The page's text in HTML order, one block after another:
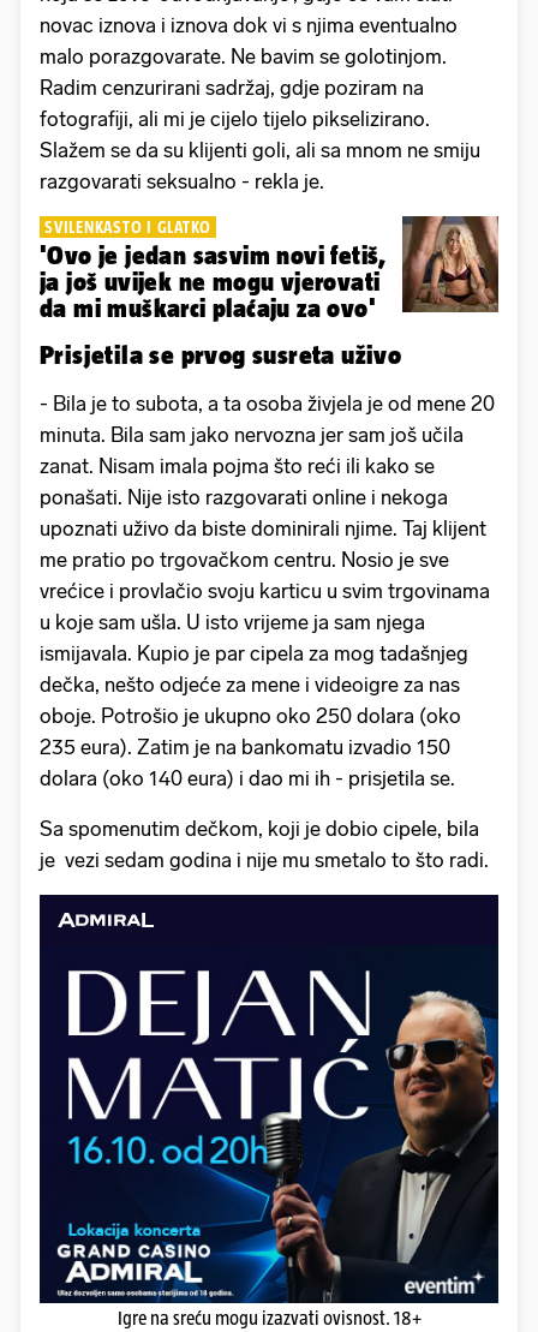
novac iznova i iznova dok vi s njima eventualno
malo porazgovarate. Ne bavim se golotinjom.
Radim cenzurirani sadržaj, gdje poziram na
fotografiji, ali mi je cijelo tijelo pikselizirano.
Slažem se da su klijenti goli, ali sa mnom ne smiju
razgovarati seksualno - rekla je.
SVILENKASTO I GLATKO
'Ovo je jedan sasvim novi fetiš,
ja još uvijek ne mogu vjerovati
da mi muškarci plaćaju za ovo'
Prisjetila se prvog susreta uživo
- Bila je to subota, a ta osoba živjela je od mene 20
minuta. Bila sam jako nervozna jer sam još učila
zanat. Nisam imala pojma što reći ili kako se
ponašati. Nije isto razgovarati online i nekoga
upoznati uživo da biste dominirali njime. Taj klijent
me pratio po trgovačkom centru. Nosio je sve
vrećice i provlačio svoju karticu u svim trgovinama
u koje sam ušla. U isto vrijeme ja sam njega
ismijavala. Kupio je par cipela za mog tadašnjeg
dečka, nešto odjeće za mene i videoigre za nas
oboje. Potrošio je ukupno oko 250 dolara (oko
235 eura). Zatim je na bankomatu izvadio 150
dolara (oko 140 eura) i dao mi ih - prisjetila se.
Sa spomenutim dečkom, koji je dobio cipele, bila
je vezi sedam godina i nije mu smetalo to što radi.
Igre na sreću mogu izazvati ovisnost. 18+